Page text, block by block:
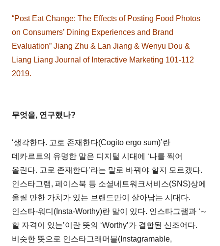
“Post Eat Change: The Effects of Posting Food Photos
on Consumers’ Dining Experiences and Brand
Evaluation” Jiang Zhu & Lan Jiang & Wenyu Dou &
Liang Liang Journal of Interactive Marketing 101-112
2019.
무엇을, 연구했나?
‘생각한다. 고로 존재한다(Cogito ergo sum)’란
데카르트의 유명한 말은 디지털 시대에 ‘나를 찍어
올린다. 고로 존재한다’라는 말로 바꿔야 할지 모르겠다.
인스타그램, 페이스북 등 소셜네트워크서비스(SNS)상에
올릴 만한 가치가 있는 브랜드만이 살아남는 시대다.
인스타-워디(Insta-Worthy)란 말이 있다. 인스타그램과 ‘∼
할 자격이 있는’이란 뜻의 ‘Worthy’가 결합된 신조어다.
비슷한 뜻으로 인스타그래머블(Instagramable,